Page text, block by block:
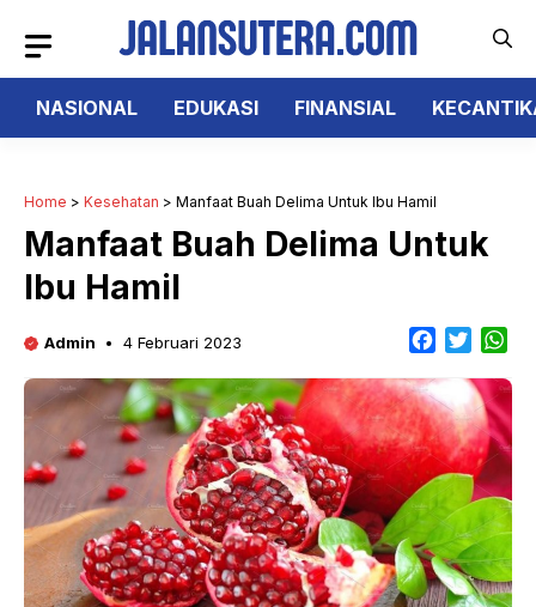
isi
NASIONAL
EDUKASI FINANSIAL
Home > Kesehatan > Manfaat Buah Delima Untuk Ibu Hamil
Manfaat Buah Delima Untuk
Ibu Hamil
Admin 4 Februari 2023
c
e
b
o
o
k
i
t
t
e
r
a
t
s
p
p